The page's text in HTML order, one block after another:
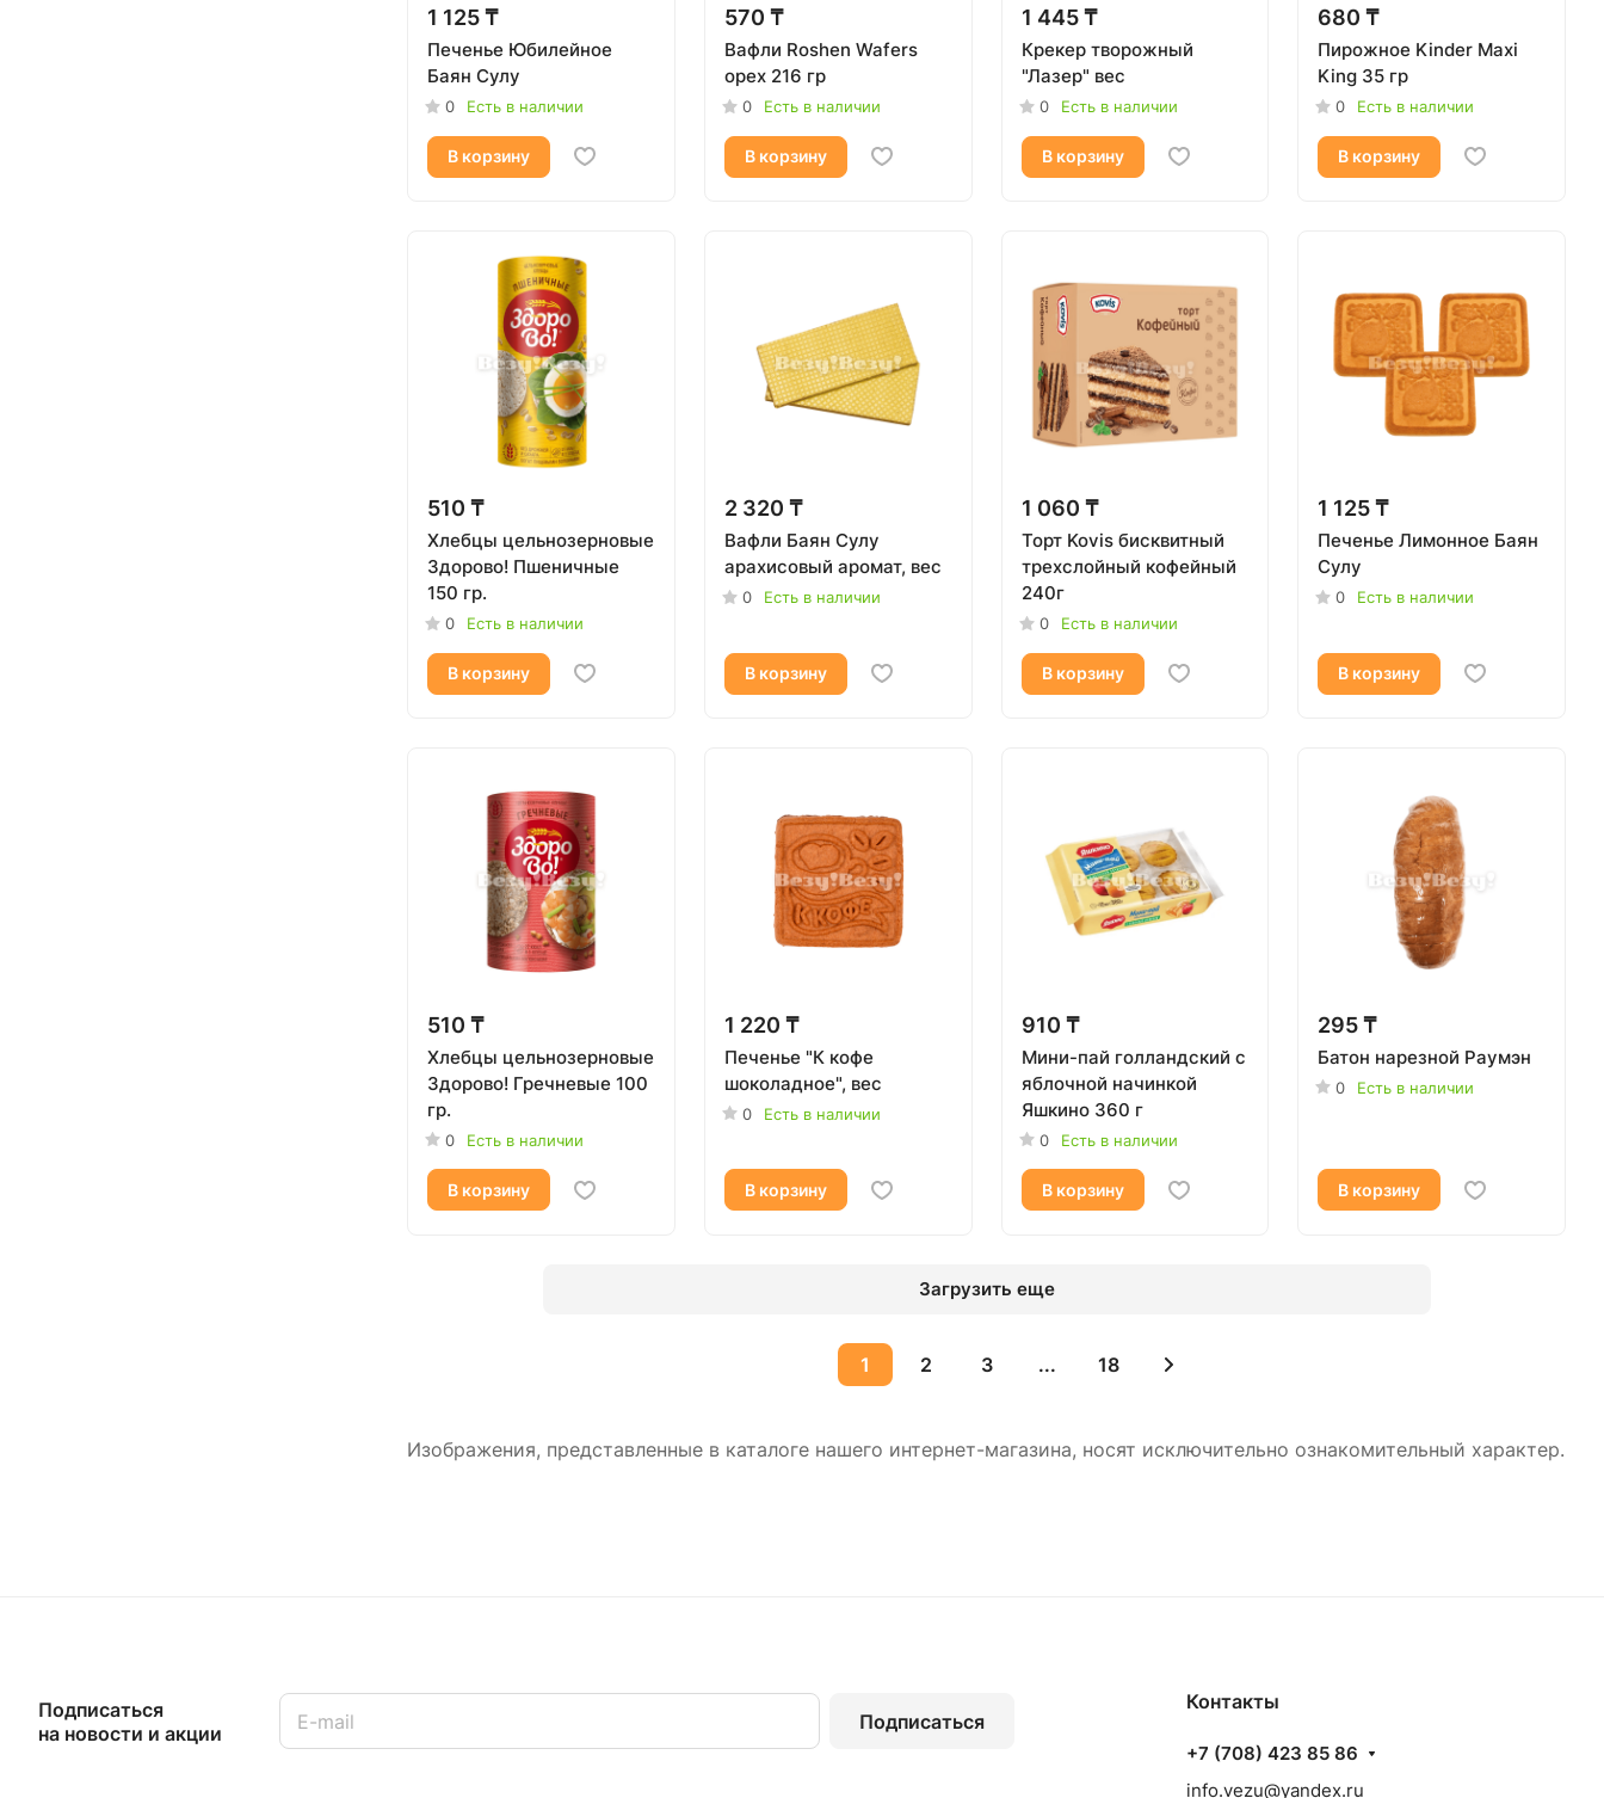
1 125 ₸
Печенье Юбилейное
Баян Сулу
0 Есть в наличии
В корзину
570 ₸
Вафли Roshen Wafers
орех 216 гр
0 Есть в наличии
В корзину
1 445 ₸
Крекер творожный
"Лазер" вес
0 Есть в наличии
В корзину
680 ₸
Пирожное Kinder Maxi
King 35 гр
0 Есть в наличии
В корзину
510 ₸
Хлебцы цельнозерновые
Здорово! Пшеничные
150 гр.
0 Есть в наличии
В корзину
2 320 ₸
Вафли Баян Сулу
арахисовый аромат, вес
0 Есть в наличии
В корзину
1 060 ₸
Торт Kovis бисквитный
трехслойный кофейный
240г
0 Есть в наличии
В корзину
1 125 ₸
Печенье Лимонное Баян
Сулу
0 Есть в наличии
В корзину
510 ₸
Хлебцы цельнозерновые
Здорово! Гречневые 100
гр.
0 Есть в наличии
В корзину
1 220 ₸
Печенье "К кофе
шоколадное", вес
0 Есть в наличии
В корзину
910 ₸
Мини-пай голландский с
яблочной начинкой
Яшкино 360 г
0 Есть в наличии
В корзину
295 ₸
Батон нарезной Раумэн
0 Есть в наличии
В корзину
Загрузить еще
1 2 3 ... 18
Изображения, представленные в каталоге нашего интернет-магазина, носят исключительно ознакомительный характер.
Подписаться
на новости и акции
Подписаться
Контакты
+7 (708) 423 85 86
info.vezu@yandex.ru